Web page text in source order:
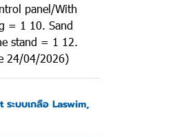
panel/With
= 1 10. Sand
stand = 1 12.
24/04/2026)
ระบบเกลือ Laswim,